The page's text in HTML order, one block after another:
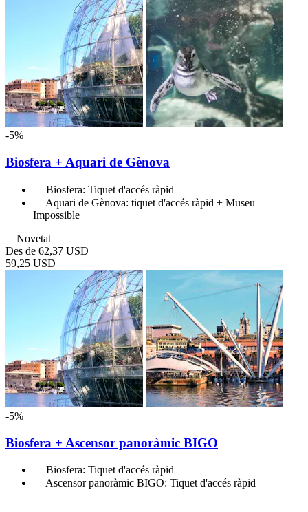
-5%
Biosfera + Aquari de Gènova
Biosfera: Tiquet d'accés ràpid
Aquari de Gènova: tiquet d'accés ràpid + Museu
Impossible
Novetat
Des de 62,37 USD
59,25 USD
-5%
Biosfera + Ascensor panoràmic BIGO
Biosfera: Tiquet d'accés ràpid
Ascensor panoràmic BIGO: Tiquet d'accés ràpid